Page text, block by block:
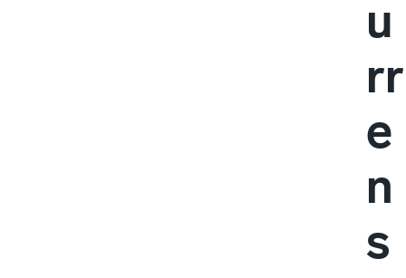
u
rr
e
n
s